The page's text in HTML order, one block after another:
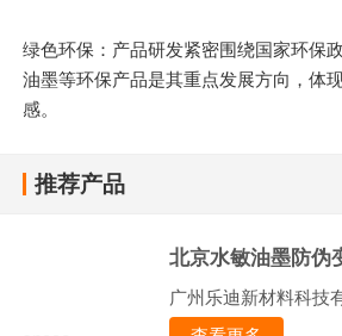
绿色环保：产品研发紧密围绕国家环保
油墨等环保产品是其重点发展方向，体
感。
推荐产品
北京水敏油墨防伪
广州乐迪新材料科技